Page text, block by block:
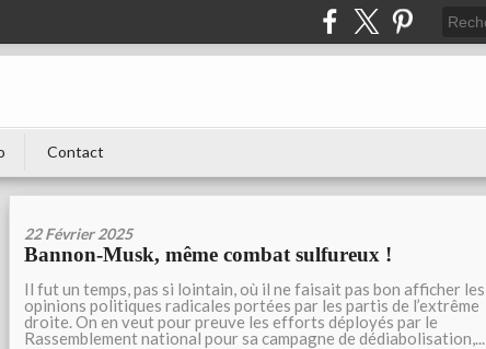
Contact
22 Février 2025
Bannon-Musk, même combat sulfureux !
Il fut un temps, pas si lointain, où il ne faisait pas bon afficher les
opinions politiques radicales portées par les partis de l’extrême
droite. On en veut pour preuve les efforts déployés par le
Rassemblement national pour sa campagne de dédiabolisation,...